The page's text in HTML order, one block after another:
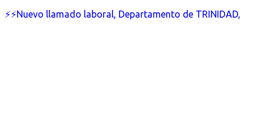
⚡⚡Nuevo llamado laboral, Departamento de TRINIDAD,